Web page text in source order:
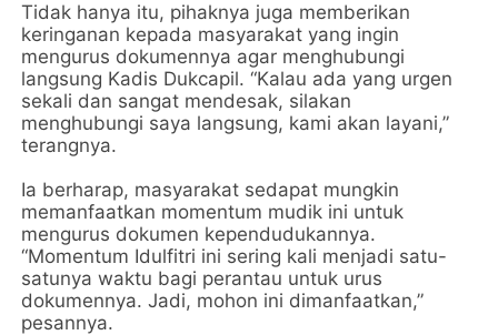
Tidak hanya itu, pihaknya juga memberikan
keringanan kepada masyarakat yang ingin
mengurus dokumennya agar menghubungi
langsung Kadis Dukcapil. “Kalau ada yang urgen
sekali dan sangat mendesak, silakan
menghubungi saya langsung, kami akan layani,”
terangnya.
Ia berharap, masyarakat sedapat mungkin
memanfaatkan momentum mudik ini untuk
mengurus dokumen kependudukannya.
“Momentum Idulfitri ini sering kali menjadi satu-
satunya waktu bagi perantau untuk urus
dokumennya. Jadi, mohon ini dimanfaatkan,”
pesannya.